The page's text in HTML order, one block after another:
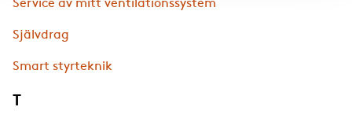
Service av mitt ventilationssystem
Självdrag
Smart styrteknik
T